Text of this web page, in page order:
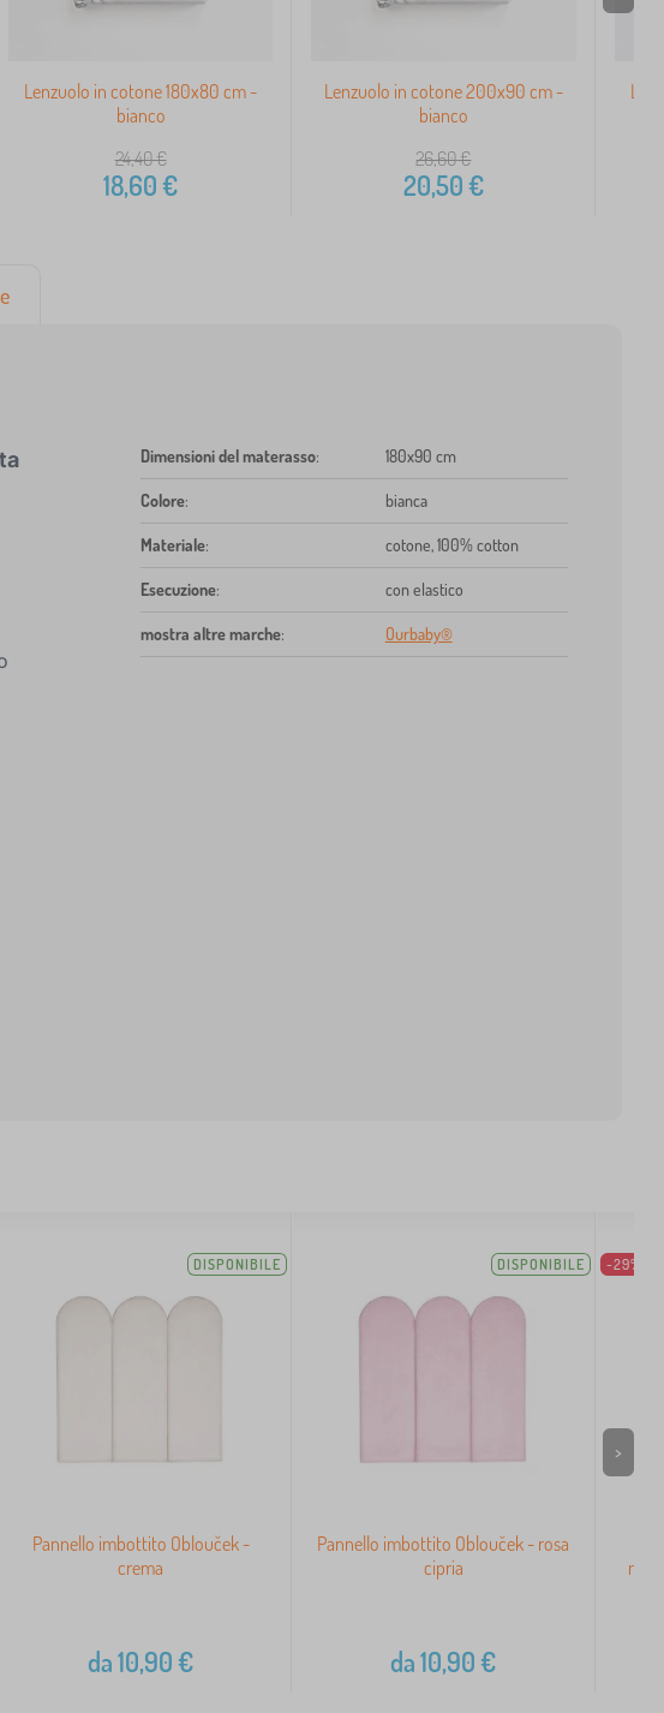
Lenzuolo in cotone 180x80 cm -
bianco
24,40€
18,60€
Lenzuolo in cotone 200x90 cm -
bianco
26,60€
20,50€
Dimensioni del materasso: 180x90 cm
Colore: bianca
Materiale: cotone, 100% cotton
Esecuzione: con elastico
mostra altre marche: Ourbaby®
DISPONIBILE
Pannello imbottito Oblouček -
crema
da10,90€
DISPONIBILE
Pannello imbottito Oblouček - rosa
cipria
da10,90€
-29%
>